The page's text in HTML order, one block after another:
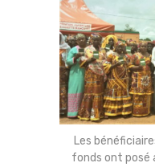
Les
fonds ont posé